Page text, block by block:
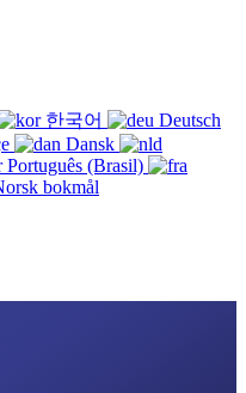
한국어
Deutsch
Dansk
Português (Brasil)
bokmål